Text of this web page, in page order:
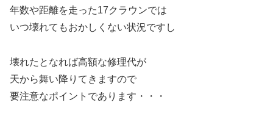
年数や距離を走った17クラウンでは
いつ壊れてもおかしくない状況ですし
壊れたとなれば高額な修理代が
天から舞い降りてきますので
要注意なポイントであります・・・